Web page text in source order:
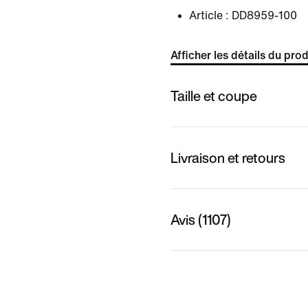
Article : DD8959-100
Afficher les détails du
Taille et coupe
Livraison et retours
Avis (1107)